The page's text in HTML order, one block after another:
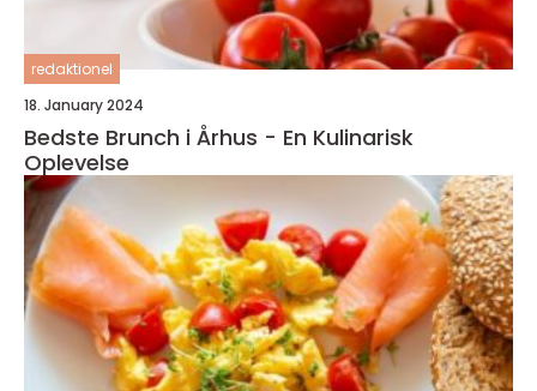
redaktionel
18. January 2024
Bedste Brunch i Århus - En Kulinarisk
Oplevelse